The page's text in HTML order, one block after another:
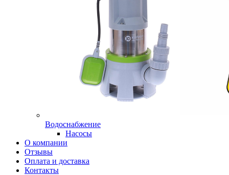
Водоснабжение
Насосы
О компании
Отзывы
Оплата и доставка
Контакты